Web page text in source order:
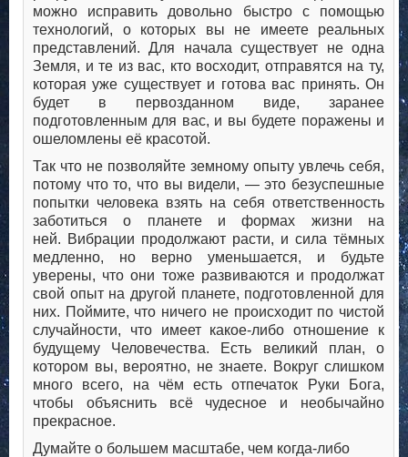
можно исправить довольно быстро с помощью
технологий, о которых вы не имеете реальных
представлений. Для начала существует не одна
Земля, и те из вас, кто восходит, отправятся на ту,
которая уже существует и готова вас принять. Он
будет в первозданном виде, заранее
подготовленным для вас, и вы будете поражены и
ошеломлены её красотой.
Так что не позволяйте земному опыту увлечь себя,
потому что то, что вы видели, — это безуспешные
попытки человека взять на себя ответственность
заботиться о планете и формах жизни на
ней. Вибрации продолжают расти, и сила тёмных
медленно, но верно уменьшается, и будьте
уверены, что они тоже развиваются и продолжат
свой опыт на другой планете, подготовленной для
них. Поймите, что ничего не происходит по чистой
случайности, что имеет какое-либо отношение к
будущему Человечества. Есть великий план, о
котором вы, вероятно, не знаете. Вокруг слишком
много всего, на чём есть отпечаток Руки Бога,
чтобы объяснить всё чудесное и необычайно
прекрасное.
Думайте о большем масштабе, чем когда-либо